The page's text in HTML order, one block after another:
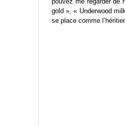
gold », « Underwood
se place comme